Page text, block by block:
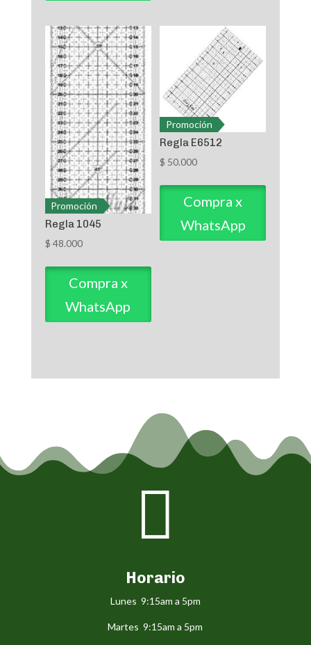
$ 38.000
Promoción
Regla 1045
$ 48.000
Compra x
WhatsApp
Promoción
Regla E6512
$ 50.000
Compra x
WhatsApp

Horario
Lunes 9:15am a 5pm
Martes 9:15am a 5pm